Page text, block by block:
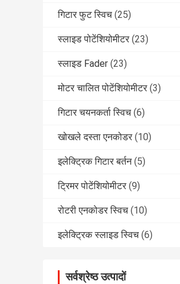
गिटार फुट स्विच (25)
स्लाइड पोटेंशियोमीटर (23)
स्लाइड Fader (23)
मोटर चालित पोटेंशियोमीटर (3)
गिटार चयनकर्ता स्विच (6)
खोखले दस्ता एनकोडर (10)
इलेक्ट्रिक गिटार बर्तन (5)
ट्रिमर पोटेंशियोमीटर (9)
रोटरी एनकोडर स्विच (10)
इलेक्ट्रिक स्लाइड स्विच (6)
सर्वश्रेष्ठ उत्पादों